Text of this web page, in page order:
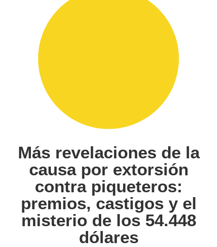
Más revelaciones de la
causa por extorsión
contra piqueteros:
premios, castigos y el
misterio de los 54.448
dólares